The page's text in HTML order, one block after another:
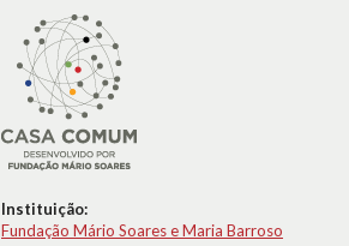
Instituição:
Fundação Mário Soares e Maria Barroso